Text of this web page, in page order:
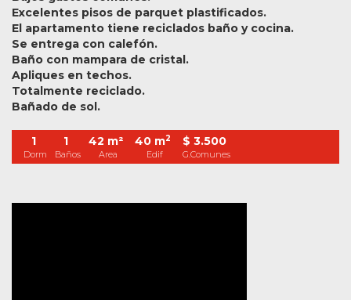
Excelentes pisos de parquet plastificados.
El apartamento tiene reciclados baño y cocina.
Se entrega con calefón.
Baño con mampara de cristal.
Apliques en techos.
Totalmente reciclado.
Bañado de sol.
1
Dorm
1
Baños
42 m²
Area
40 m2
Edif
$ 3.500
G.Comunes